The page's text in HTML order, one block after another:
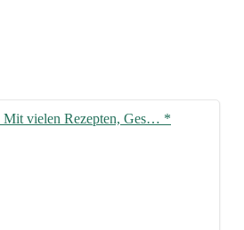
Mit vie­len Rezep­ten, Ges… *